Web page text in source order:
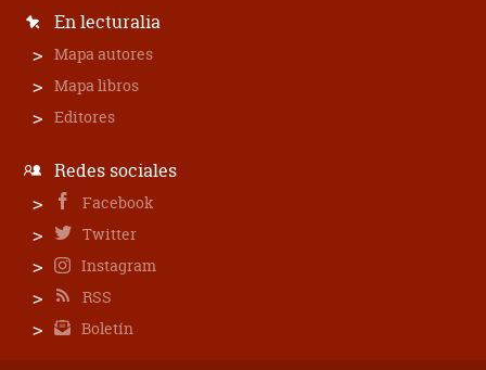
En lecturalia
Mapa autores
Mapa libros
Editores
Redes sociales
Facebook
Twitter
Instagram
RSS
Boletín